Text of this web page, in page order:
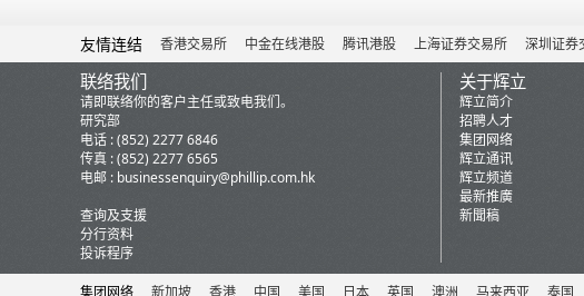
友情连结 香港交易所 中金在线港股 腾讯港股 上海证券交易所 深圳证券
联络我们
请即联络你的客户主任或致电我们。
研究部
电话 : (852) 2277 6846
传真 : (852) 2277 6565
电邮 : businessenquiry@phillip.com.hk
查询及支援
分行资料
投诉程序
关于辉立
辉立简介
招聘人才
集团网络
辉立通讯
辉立频道
最新推廣
新聞稿
集团网络 新加坡 香港 中国 美国 日本 英国 澳洲 马来西亚 泰国